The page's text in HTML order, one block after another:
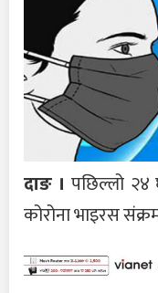
दाङ । पछिल्लो २४
कोरोना भाइरस